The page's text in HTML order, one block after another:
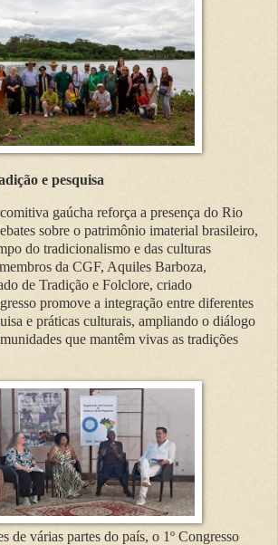
e pesquisa
gaúcha reforça a presença do Rio
sobre o patrimônio imaterial brasileiro,
do tradicionalismo e das culturas
da CGF, Aquiles Barboza,
de Tradição e Folclore, criado
promove a integração entre diferentes
e práticas culturais, ampliando o diálogo
que mantêm vivas as tradições
de várias partes do país, o 1º Congresso